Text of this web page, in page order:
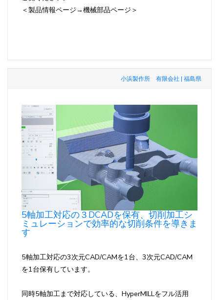
＜製品情報ページ→機械部品ページ＞
小浜製作所 有限会社 | 福島県
5軸加工対応の３DCADを保有、切削加工シ
ミュレーションで効率的な切削条件を導きま
す
5軸加工対応の3次元CAD/CAMを1台、3次元CAD/CAM
を1台保有しています。
同時5軸加工まで対応している、HyperMILLをフル活用